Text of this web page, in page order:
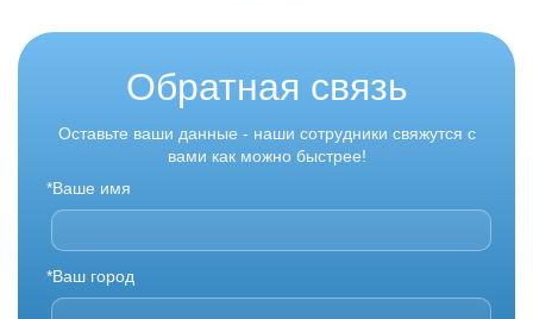
Обратная связь
Оставьте ваши данные - наши сотрудники свяжутся с
вами как можно быстрее!
*Ваше имя
*Ваш город